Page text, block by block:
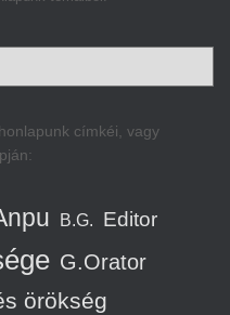
címkéi, vagy
B.G. Editor
G.Orator
örökség